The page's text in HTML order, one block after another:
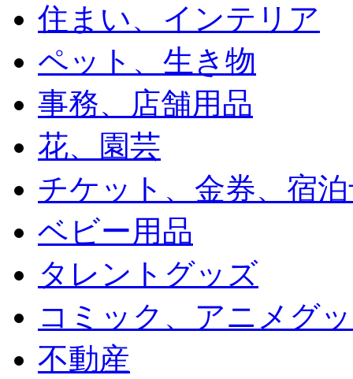
住まい、インテリア
ペット、生き物
事務、店舗用品
花、園芸
チケット、金券、宿
ベビー用品
タレントグッズ
コミック、アニメグ
不動産